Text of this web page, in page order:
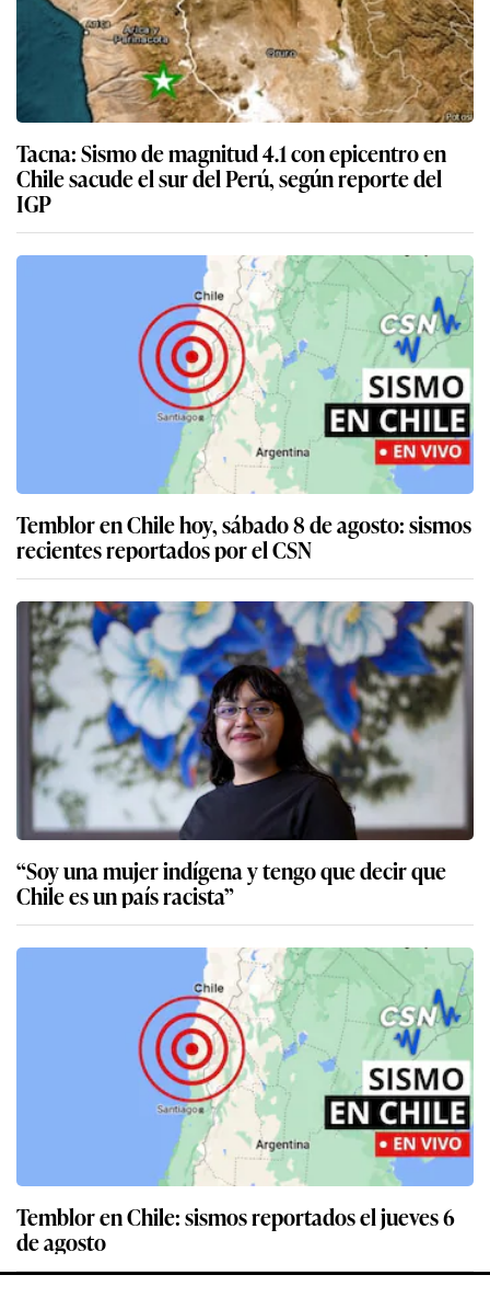
Tacna: Sismo de magnitud 4.1 con epicentro en
Chile sacude el sur del Perú, según reporte del
IGP
Temblor en Chile hoy, sábado 8 de agosto: sismos
recientes reportados por el CSN
“Soy una mujer indígena y tengo que decir que
Chile es un país racista”
Temblor en Chile: sismos reportados el jueves 6
de agosto